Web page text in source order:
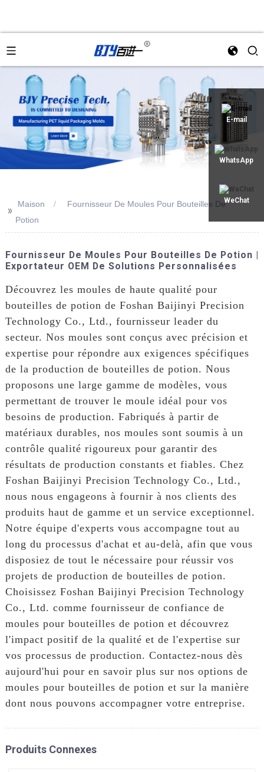
E-mail
WhatsApp
WeChat
>> Maison
Fournisseur De Moules Pour Bouteilles De
Potion
Fournisseur De Moules Pour Bouteilles De Potion |
Exportateur OEM De Solutions Personnalisées
Découvrez les moules de haute qualité pour
bouteilles de potion de Foshan Baijinyi Precision
Technology Co., Ltd., fournisseur leader du
secteur. Nos moules sont conçus avec précision et
expertise pour répondre aux exigences spécifiques
de la production de bouteilles de potion. Nous
proposons une large gamme de modèles, vous
permettant de trouver le moule idéal pour vos
besoins de production. Fabriqués à partir de
matériaux durables, nos moules sont soumis à un
contrôle qualité rigoureux pour garantir des
résultats de production constants et fiables. Chez
Foshan Baijinyi Precision Technology Co., Ltd.,
nous nous engageons à fournir à nos clients des
produits haut de gamme et un service exceptionnel.
Notre équipe d'experts vous accompagne tout au
long du processus d'achat et au-delà, afin que vous
disposiez de tout le nécessaire pour réussir vos
projets de production de bouteilles de potion.
Choisissez Foshan Baijinyi Precision Technology
Co., Ltd. comme fournisseur de confiance de
moules pour bouteilles de potion et découvrez
l'impact positif de la qualité et de l'expertise sur
vos processus de production. Contactez-nous dès
aujourd'hui pour en savoir plus sur nos options de
moules pour bouteilles de potion et sur la manière
dont nous pouvons accompagner votre entreprise.
Produits Connexes